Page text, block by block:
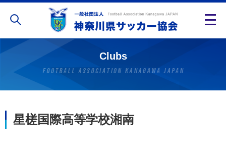
Clubs
星槎国際高等学校湘南